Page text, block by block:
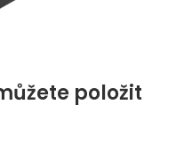
položit